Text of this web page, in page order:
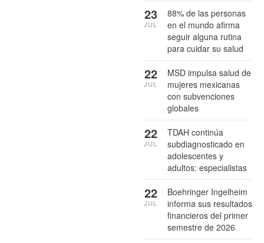
88% de las personas
en el mundo afirma
seguir alguna rutina
para cuidar su salud
23
JUL
MSD impulsa salud de
mujeres mexicanas
con subvenciones
globales
22
JUL
TDAH continúa
subdiagnosticado en
adolescentes y
adultos: especialistas
22
JUL
Boehringer Ingelheim
informa sus resultados
financieros del primer
semestre de 2026
22
JUL